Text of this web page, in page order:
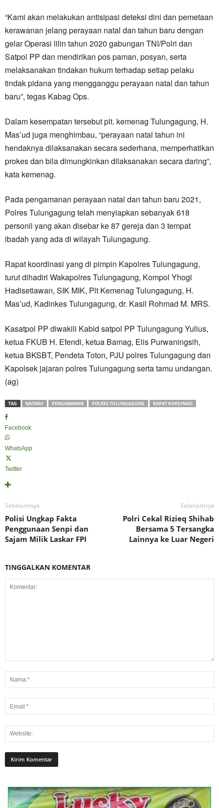
“Kami akan melakukan antisipasi deteksi dini dan pemetaan
kerawanan jelang perayaan natal dan tahun baru dengan
gelar Operasi lilin tahun 2020 gabungan TNI/Polri dan
Satpol PP dan mendirikan pos paman, posyan, serta
melaksanakan tindakan hukum terhadap setiap pelaku
tindak pidana yang mengganggu perayaan natal dan tahun
baru”, tegas Kabag Ops.
Dalam kesempatan tersebut plt. kemenag Tulungagung, H.
Mas’ud juga menghimbau, “perayaan natal tahun ini
hendaknya dilaksanakan secara sederhana, memperhatikan
prokes dan bila dimungkinkan dilaksanakan secara daring”,
kata kemenag.
Pada pengamanan perayaan natal dan tahun baru 2021,
Polres Tulungagung telah menyiapkan sebanyak 618
personil yang akan disebar ke 87 gereja dan 3 tempat
ibadah yang ada di wilayah Tulungagung.
Rapat koordinasi yang di pimpin Kapolres Tulungagung,
turut dihadiri Wakapolres Tulungagung, Kompol Yhogi
Hadisetiawan, SIK MIK, Plt Kemenag Tulungagung, H.
Mas’ud, Kadinkes Tulungagung, dr. Kasil Rohmad M. MRS.
Kasatpol PP diwakili Kabid satpol PP Tulungagung Yulius,
ketua FKUB H. Efendi, ketua Bamag, Elis Purwaningsih,
ketua BKSBT, Pendeta Toton, PJU polres Tulungagung dan
Kapolsek jajaran polres Tulungagung serta tamu undangan.
(ag)
TAG NATARU PENGAMANAN POLRES TULUNGAGUNG RAPAT KORDINASI
Facebook
WhatsApp
Twitter
Sebelumnya
Polisi Ungkap Fakta
Penggunaan Senpi dan
Sajam Milik Laskar FPI
Selanjutnya
Polri Cekal Rizieq Shihab
Bersama 5 Tersangka
Lainnya ke Luar Negeri
TINGGALKAN KOMENTAR